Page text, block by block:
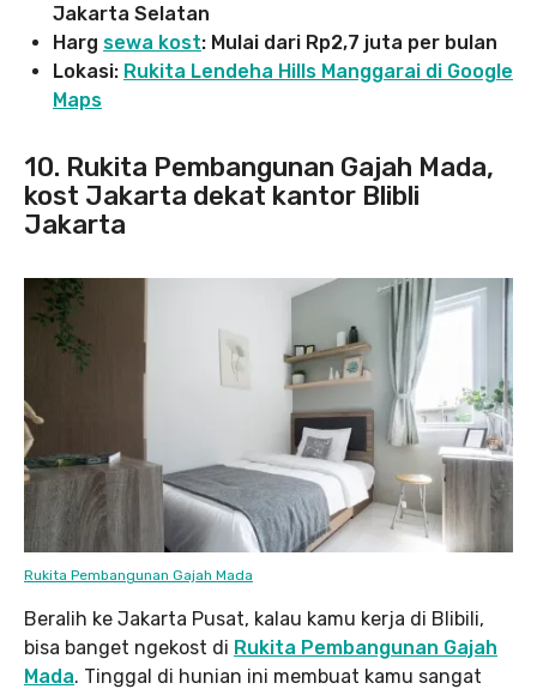
Jakarta Selatan
Harg sewa kost: Mulai dari Rp2,7 juta per bulan
Lokasi: Rukita Lendeha Hills Manggarai di Google
Maps
10. Rukita Pembangunan Gajah Mada,
kost Jakarta dekat kantor Blibli
Jakarta
Rukita Pembangunan Gajah Mada
Beralih ke Jakarta Pusat, kalau kamu kerja di Blibili,
bisa banget ngekost di Rukita Pembangunan Gajah
Mada. Tinggal di hunian ini membuat kamu sangat